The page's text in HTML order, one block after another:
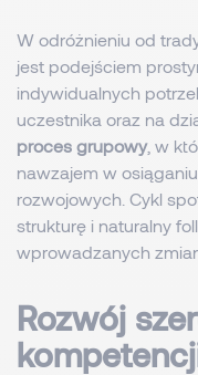
W odróżnieniu od
jest podejściem
indywidualnych
uczestnika oraz na
proces grupowy, w
nawzajem w
rozwojowych. Cykl
strukturę i naturalny
wprowadzanych
Rozwój